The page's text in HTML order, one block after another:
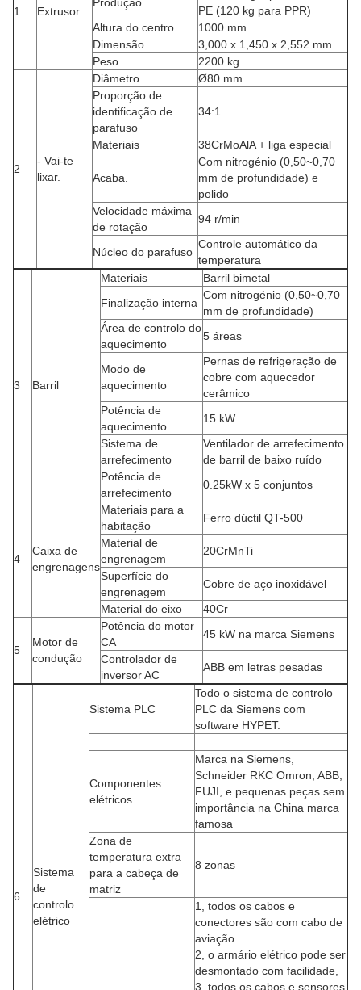
1 Extrusor
PE (120 kg para PPR)
Altura do centro
1000 mm
Dimensão
3,000 x 1,450 x 2,552 mm
Peso
2200 kg
2
- Vai-te
lixar.
Diâmetro
Ø80 mm
Proporção de
identificação de
parafuso
34:1
Materiais 38CrMoAlA + liga especial
Acaba.
Com nitrogénio (0,50~0,70
mm de profundidade) e
polido
Velocidade máxima
de rotação
94 r/min
Núcleo do parafuso
Controle automático da
temperatura
3 Barril
Materiais
Barril bimetal
Finalização interna
Com nitrogénio (0,50~0,70
mm de profundidade)
Área de controlo do
aquecimento
5 áreas
Modo de
aquecimento
Pernas de refrigeração de
cobre com aquecedor
cerâmico
Potência de
aquecimento
15 kW
Sistema de
arrefecimento
Ventilador de arrefecimento
de barril de baixo ruído
Potência de
arrefecimento
0.25kW x 5 conjuntos
4
Caixa de
engrenagens
Materiais para a
habitação
Ferro dúctil QT-500
Material de
engrenagem
20CrMnTi
Superfície do
engrenagem
Cobre de aço inoxidável
Material do eixo
40Cr
5
Motor de
condução
Potência do motor
CA
45 kW na marca Siemens
Controlador de
inversor AC
ABB em letras pesadas
6
Sistema
de
controlo
elétrico
Sistema PLC
Todo o sistema de controlo
PLC da Siemens com
software HYPET.
Componentes
elétricos
Marca na Siemens,
Schneider RKC Omron, ABB,
FUJI, e pequenas peças sem
importância na China marca
famosa
Zona de
temperatura extra
para a cabeça de
matriz
8 zonas
1, todos os cabos e
conectores são com cabo de
aviação
2, o armário elétrico pode ser
desmontado com facilidade,
3, todos os cabos e sensores